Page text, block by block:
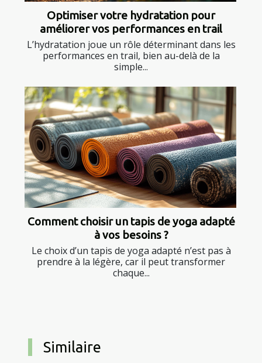
Optimiser votre hydratation pour
améliorer vos performances en trail
L’hydratation joue un rôle déterminant dans les
performances en trail, bien au-delà de la
simple...
Comment choisir un tapis de yoga adapté
à vos besoins ?
Le choix d’un tapis de yoga adapté n’est pas à
prendre à la légère, car il peut transformer
chaque...
Similaire